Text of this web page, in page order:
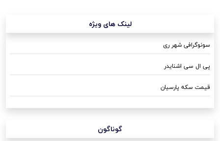
لینک های ویژه
سونوگرافی شهر ری
پی ال سی اشنایدر
قیمت سکه پارسیان
گوناگون